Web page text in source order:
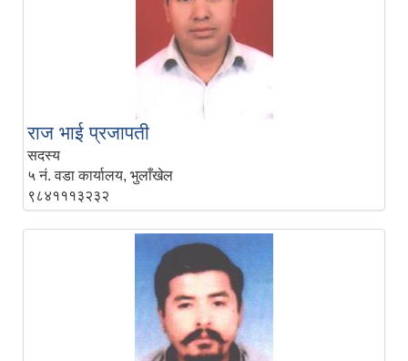
राज भाई प्रजापती
सदस्य
५ नं. वडा कार्यालय, भुलाँखेल
९८४१११३२३२